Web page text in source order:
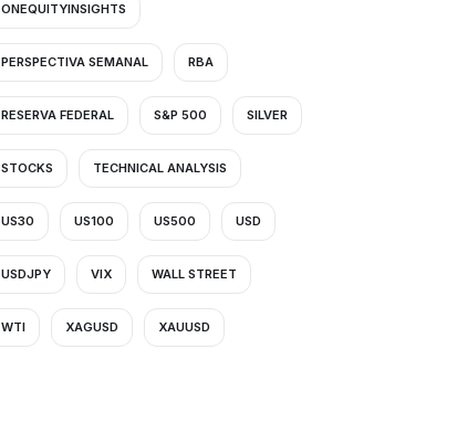
ONEQUITYINSIGHTS
PERSPECTIVA SEMANAL RBA
RESERVA FEDERAL S&P 500 SILVER
STOCKS TECHNICAL ANALYSIS
US30 US100 US500 USD
USDJPY VIX WALL STREET
WTI XAGUSD XAUUSD